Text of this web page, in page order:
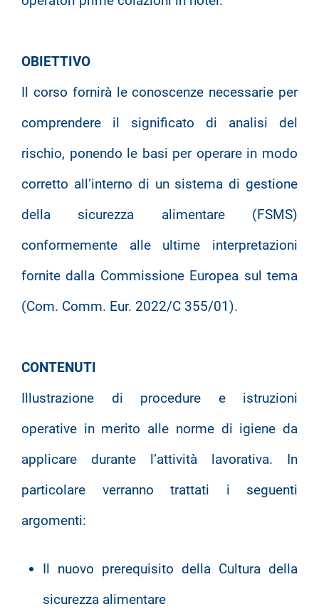
OBIETTIVO
Il corso fornirà le conoscenze necessarie per
comprendere il significato di analisi del
rischio, ponendo le basi per operare in modo
corretto all’interno di un sistema di gestione
della sicurezza alimentare (FSMS)
conformemente alle ultime interpretazioni
fornite dalla Commissione Europea sul tema
(Com. Comm. Eur. 2022/C 355/01).
CONTENUTI
Illustrazione di procedure e istruzioni
operative in merito alle norme di igiene da
applicare durante l’attività lavorativa. In
particolare verranno trattati i seguenti
argomenti:
Il nuovo prerequisito della Cultura della
sicurezza alimentare